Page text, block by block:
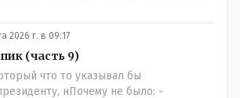
2026 г. в 09:17
(часть 9)
что то указывал бы
нПочему не было: -